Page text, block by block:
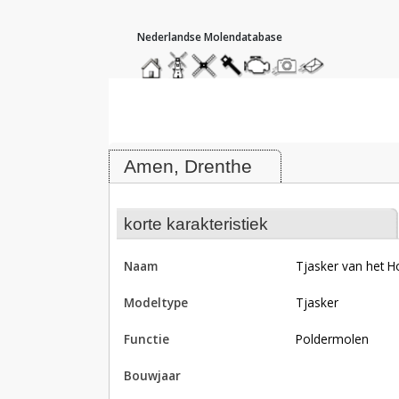
hoofdmenu
homemolendatabase
roedendatabase
assendatabase
motorendatabase
stuur
een
stuur
een
Amen, Drenthe
korte karakteristiek
naam Tjasker van het
modeltype Tjasker
functie poldermolen
bouwjaar